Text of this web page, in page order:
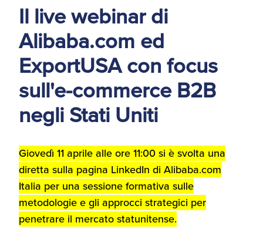
d'America
I Partner di ExportUSA
New York, Corp.
Manuale pratico sul
ExportUSA ottiene la
licenza per richiedere
gli ITIN
Servizi Expat Italiani
negli USA
FDA
Ricerca Distributori di
Macchinari Industriali
Il live webinar di
Alibaba.com ed
ExportUSA con focus
sull'e-commerce B2B
negli Stati Uniti
Giovedì 11 aprile alle ore 11:00 si è svolta una
diretta sulla pagina LinkedIn di Alibaba.com
Italia per una sessione formativa sulle
metodologie e gli approcci strategici per
penetrare il mercato statunitense.